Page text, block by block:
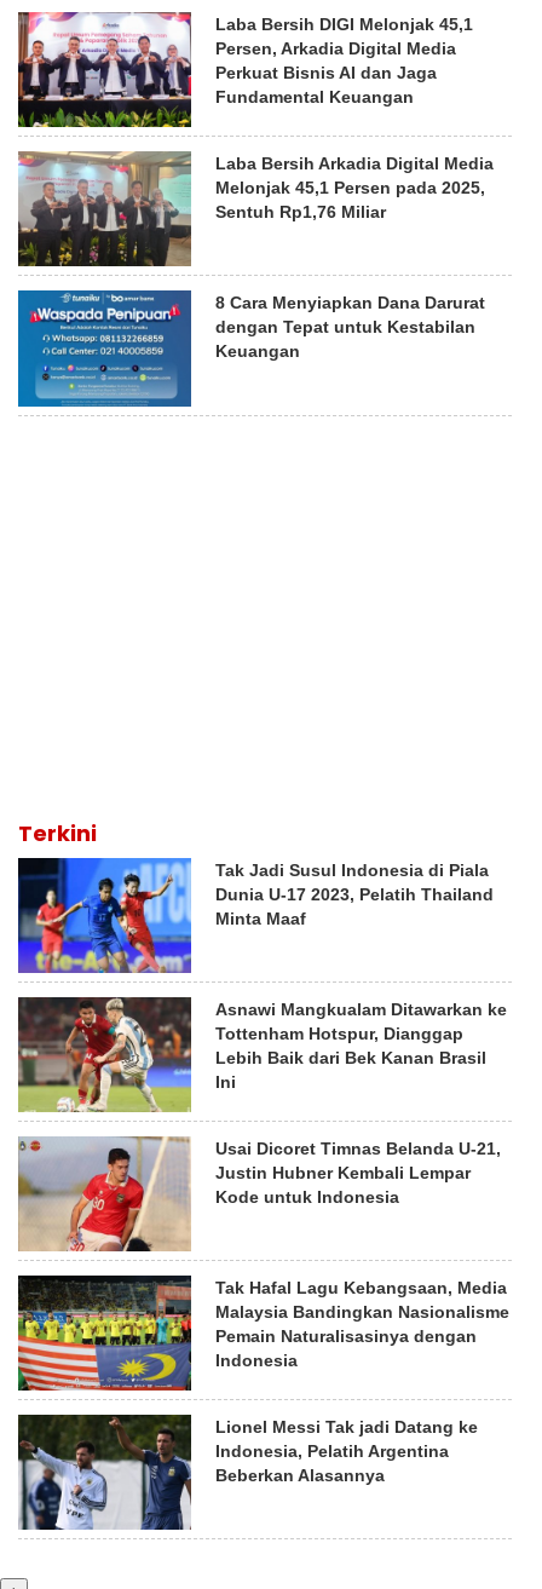
Laba Bersih DIGI Melonjak 45,1
Persen, Arkadia Digital Media
Perkuat Bisnis AI dan Jaga
Fundamental Keuangan
Laba Bersih Arkadia Digital Media
Melonjak 45,1 Persen pada 2025,
Sentuh Rp1,76 Miliar
8 Cara Menyiapkan Dana Darurat
dengan Tepat untuk Kestabilan
Keuangan
Terkini
Tak Jadi Susul Indonesia di Piala
Dunia U-17 2023, Pelatih Thailand
Minta Maaf
Asnawi Mangkualam Ditawarkan ke
Tottenham Hotspur, Dianggap
Lebih Baik dari Bek Kanan Brasil
Ini
Usai Dicoret Timnas Belanda U-21,
Justin Hubner Kembali Lempar
Kode untuk Indonesia
Tak Hafal Lagu Kebangsaan, Media
Malaysia Bandingkan Nasionalisme
Pemain Naturalisasinya dengan
Indonesia
Lionel Messi Tak jadi Datang ke
Indonesia, Pelatih Argentina
Beberkan Alasannya